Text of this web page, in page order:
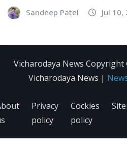
Sandeep Patel Jul 10,
Vicharodaya News
Vicharodaya News |
Privacy
policy
Cockies
policy